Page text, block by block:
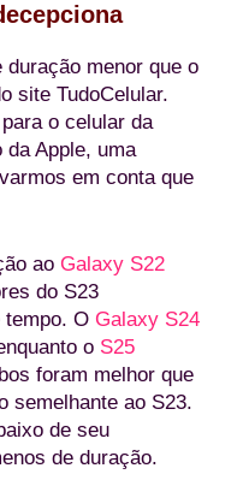
menor que o
site TudoCelular.
o celular da
da Apple, uma
em conta que
ao Galaxy S22
do S23
tempo. O Galaxy S24
o S25
foram melhor que
semelhante ao S23.
de seu
de duração.